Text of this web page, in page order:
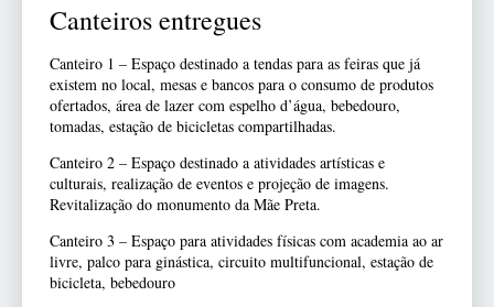
Canteiros entregues
Canteiro 1 – Espaço destinado a tendas para as feiras que já
existem no local, mesas e bancos para o consumo de produtos
ofertados, área de lazer com espelho d’água, bebedouro,
tomadas, estação de bicicletas compartilhadas.
Canteiro 2 – Espaço destinado a atividades artísticas e
culturais, realização de eventos e projeção de imagens.
Revitalização do monumento da Mãe Preta.
Canteiro 3 – Espaço para atividades físicas com academia ao ar
livre, palco para ginástica, circuito multifuncional, estação de
bicicleta, bebedouro